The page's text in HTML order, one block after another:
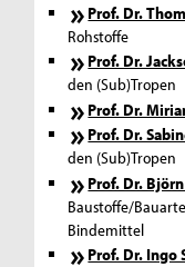
Prof. Dr.
Rohstoffe
Prof. Dr.
den (Sub)Tropen
Prof. Dr.
Prof. Dr.
den (Sub)Tropen
Prof. Dr.
Baustoffe/
Bindemittel
Prof. Dr. Ingo